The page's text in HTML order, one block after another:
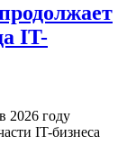
IT-
2026 году
IT-бизнеса